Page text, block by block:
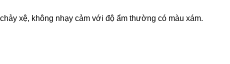
xệ, không nhạy cảm với độ ẩm thường có màu xám.